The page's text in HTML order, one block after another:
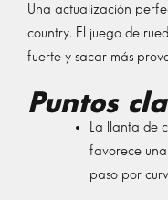
Una actualización
country. El juego de
fuerte y sacar más
Puntos
La llanta de
favorece
paso por